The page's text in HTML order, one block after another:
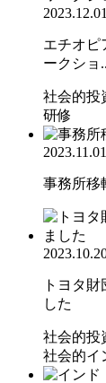
2023.12.01
エチオピ
ークショ
社会的投
研修
2023.11.01
事務所移
トヨタ
した
社会的投
社会的イ